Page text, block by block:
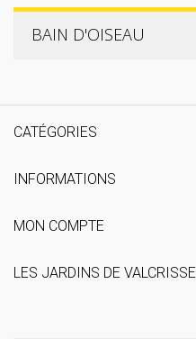
BAIN D'OISEAU
CATÉGORIES
INFORMATIONS
MON COMPTE
LES JARDINS DE VALCRISSE